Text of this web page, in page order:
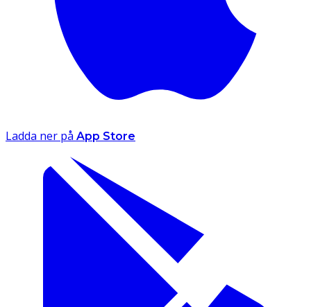
Ladda ner på App Store